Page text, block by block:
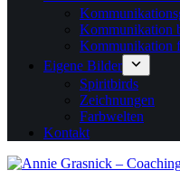
Kommunikation
Kommunikation
Eigene Bilder
Spiritbirds
Zeichnungen
Farbwelten
Kontakt